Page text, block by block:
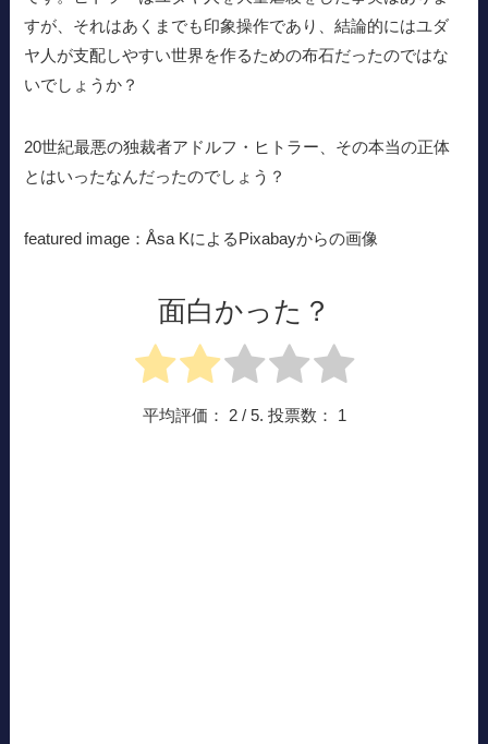
すが、それはあくまでも印象操作であり、結論的にはユダ
ヤ人が支配しやすい世界を作るための布石だったのではな
いでしょうか？
20世紀最悪の独裁者アドルフ・ヒトラー、その本当の正体
とはいったなんだったのでしょう？
featured image：Åsa KによるPixabayからの画像
面白かった？
平均評価： 2/ 5. 投票数： 1